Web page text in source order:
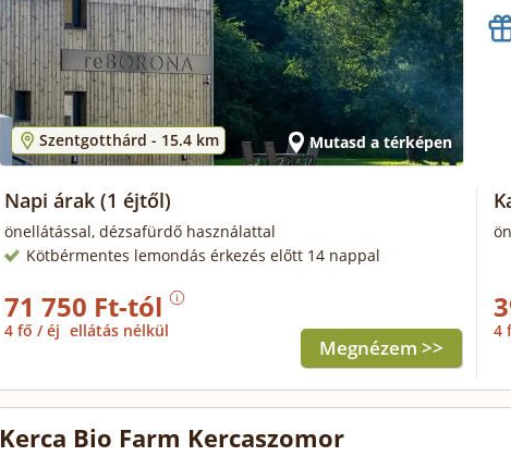
Mutasd a térképen
Szentgotthárd - 15.4 km
Napi árak (1 éjtől)
önellátással, dézsafürdő használattal
Kötbérmentes lemondás érkezés előtt 14 nappal
71 750 Ft-tól
4 fő / éj ellátás nélkül
Megnézem >>
4
Kerca Bio Farm Kercaszomor